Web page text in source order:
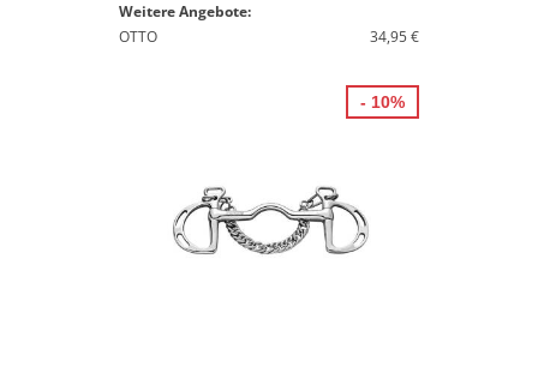
Weitere Angebote:
OTTO
34,95 €
- 10%